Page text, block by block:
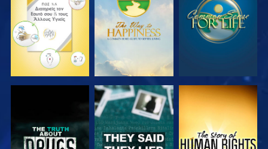
ΠΑΡΑΚΟΛΟΥΘΗΣΤΕ ΠΑΡΑΚΟΛΟΥΘΗΣΤΕ ΠΑΡΑΚΟΛΟΥΘΗΣΤΕ